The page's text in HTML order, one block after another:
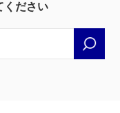
ください